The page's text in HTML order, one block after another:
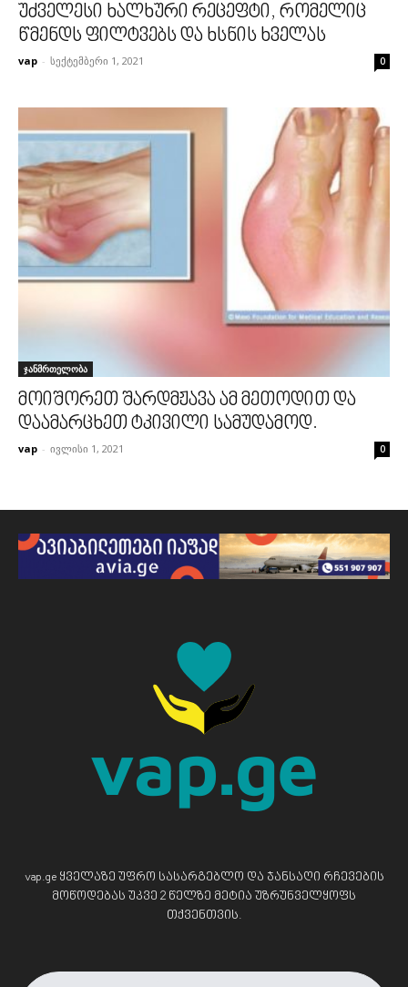
უძველესი ხალხური რეცეფტი, რომელიც
წმენდს ფილტვებს და ხსნის ხველას
vap - სექტემბერი 1, 2021 0
ჯანმრთელობა
მოიშორეთ შარდმჟავა ამ მეთოდით და
დაამარცხეთ ტკივილი სამუდამოდ.
vap - ივლისი 1, 2021 0
vap.ge ყველაზე უფრო სასარგებლო და ჯანსაღი რჩევების
მოწოდებას უკვე 2 წელზე მეტია უზრუნველყოფს
თქვენთვის.